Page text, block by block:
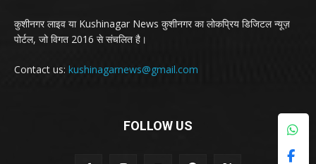
कुशीनगर लाइव या Kushinagar News कुशीनगर का लोकप्रिय डिजिटल न्यूज़
पोर्टल, जो विगत 2016 से संचलित है।
Contact us: kushinagarnews@gmail.com
FOLLOW US